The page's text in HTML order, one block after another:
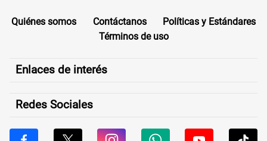
Quiénes somos Contáctanos
Políticas y Estándares
Términos de uso
Enlaces de interés
Redes Sociales